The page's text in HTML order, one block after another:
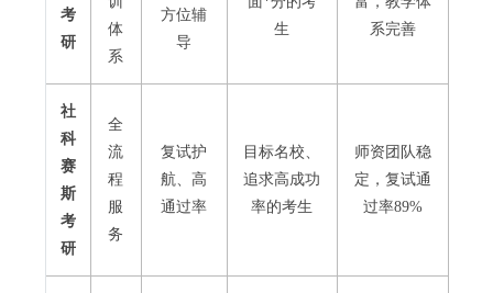
考
研
体
系
方位辅
导
生
系完善
社
科
赛
斯
考
研
全
流
程
服
务
复试护
航、高
通过率
目标名校、
追求高成功
率的考生
师资团队稳
定，复试通
过率89%